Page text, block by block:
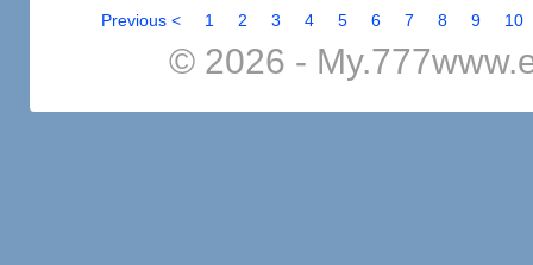
Previous < 1 2 3 4 5 6 7 8 9 10
© 2026 -